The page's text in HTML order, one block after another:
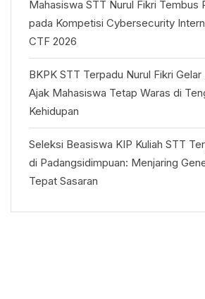
Mahasiswa STT Nurul Fikri Tembus
pada Kompetisi Cybersecurity
CTF 2026
BKPK STT Terpadu Nurul Fikri Gelar
Ajak Mahasiswa Tetap Waras di
Kehidupan
Seleksi Beasiswa KIP Kuliah STT
di Padangsidimpuan: Menjaring
Tepat Sasaran